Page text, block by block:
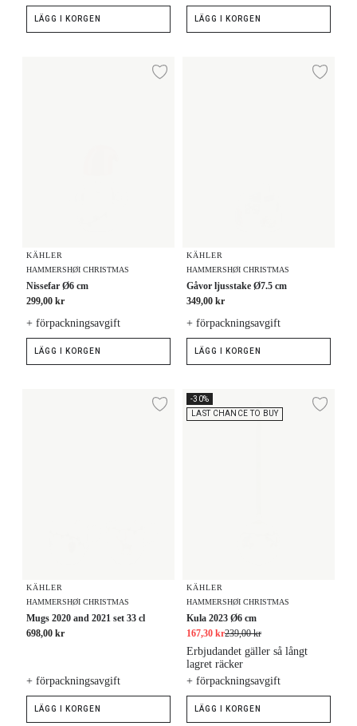
LÄGG I KORGEN LÄGG I KORGEN
Lägg till i önskelista
KÄHLER
HAMMERSHØI CHRISTMAS
Nissefar Ø6 cm
299,00 kr
+ förpackningsavgift
LÄGG I KORGEN
KÄHLER
HAMMERSHØI CHRISTMAS
Gåvor ljusstake Ø7.5 cm
349,00 kr
+ förpackningsavgift
LÄGG I KORGEN
Mugs 2020 and 2021 set 33 cl
Lägg till i önskelista
KÄHLER
HAMMERSHØI CHRISTMAS
Mugs 2020 and 2021 set 33 cl
698,00 kr
+ förpackningsavgift
LÄGG I KORGEN
Kula 2023 Ø6 cm
-30%
LAST CHANCE TO BUY
KÄHLER
HAMMERSHØI CHRISTMAS
Kula 2023 Ø6 cm
167,30 kr239,00 kr
+ förpackningsavgift
Erbjudandet gäller så långt
lagret räcker
LÄGG I KORGEN